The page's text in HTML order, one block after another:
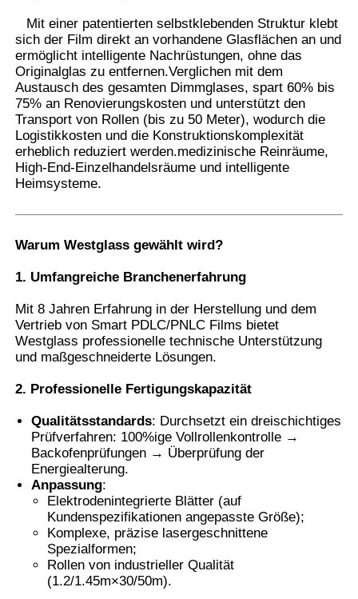
Kontakt
Nachrichten
Alle Fälle
Referenzen
Smart PDLC Film
Durchsichtige Nano-Keramikfarbe
Fotochromfilm
Farbe für Fahrzeugfenster
Intelligentes Pdlc-Glas
PNLC-Film
Verbundglas-PVB-Zwischenschicht
Mit einer patentierten selbstklebenden Struktur klebt
sich der Film direkt an vorhandene Glasflächen an und
ermöglicht intelligente Nachrüstungen, ohne das
Originalglas zu entfernen.Verglichen mit dem
Austausch des gesamten Dimmglases, spart 60% bis
75% an Renovierungskosten und unterstützt den
Transport von Rollen (bis zu 50 Meter), wodurch die
Logistikkosten und die Konstruktionskomplexität
erheblich reduziert werden.medizinische Reinräume,
High-End-Einzelhandelsräume und intelligente
Heimsysteme.
Warum Westglass gewählt wird ?
1. Umfangreiche Branchenerfahrung
Mit 8 Jahren Erfahrung in der Herstellung und dem
Vertrieb von Smart PDLC/PNLC Films bietet
Westglass professionelle technische Unterstützung
und maßgeschneiderte Lösungen.
2. Professionelle Fertigungskapazität
Qualitätsstandards: Durchsetzt ein dreischichtiges
Prüfverfahren: 100%ige Vollrollenkontrolle →
Backofenprüfungen → Überprüfung der
Energiealterung.
Anpassung:
Elektrodenintegrierte Blätter (auf
Kundenspezifikationen angepasste Größe);
Komplexe, präzise lasergeschnittene
Spezialformen;
Rollen von industrieller Qualität
(1.2/1.45m×30/50m).